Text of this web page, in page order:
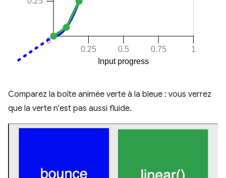
Comparez la boîte animée verte à la bleue : vous verrez
que la verte n'est pas aussi fluide.